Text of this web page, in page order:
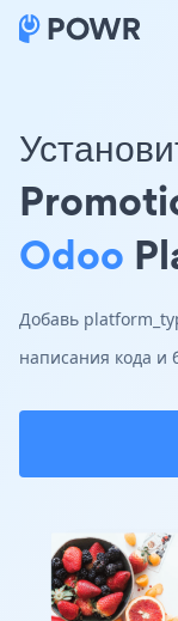
Odoo
Добавь
написания кода и